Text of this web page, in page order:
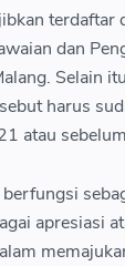
terdaftar
dan
Selain
harus
atau
apresiasi